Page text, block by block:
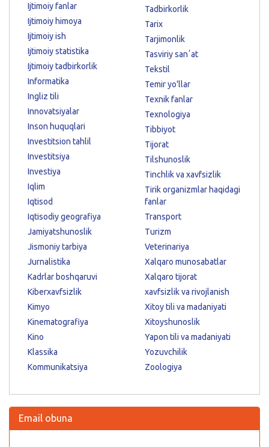
Ijtimoiy fanlar
Ijtimoiy himoya
Ijtimoiy ish
Ijtimoiy statistika
Ijtimoiy tadbirkorlik
Informatika
Ingliz tili
Innovatsiyalar
Inson huquqlari
Investitsion tahlil
Investitsiya
Investiya
Iqlim
Iqtisod
Iqtisodiy geografiya
Jamiyatshunoslik
Jismoniy tarbiya
Jurnalistika
Kadrlar boshqaruvi
Kiberxavfsizlik
Kimyo
Kinematografiya
Kino
Klassika
Kommunikatsiya
Tadbirkorlik
Tarix
Tarjimonlik
Tasviriy sanʼat
Tekstil
Temir yo'llar
Texnik fanlar
Texnologiya
Tibbiyot
Tijorat
Tilshunoslik
Tinchlik va xavfsizlik
Tirik organizmlar haqidagi
fanlar
Transport
Turizm
Veterinariya
Xalqaro munosabatlar
Xalqaro tijorat
xavfsizlik va rivojlanish
Xitoy tili va madaniyati
Xitoyshunoslik
Yapon tili va madaniyati
Yozuvchilik
Zoologiya
Email obuna